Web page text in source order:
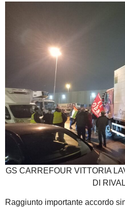
GS CARREFOUR VITTORIA
DI
Raggiunto importante accordo